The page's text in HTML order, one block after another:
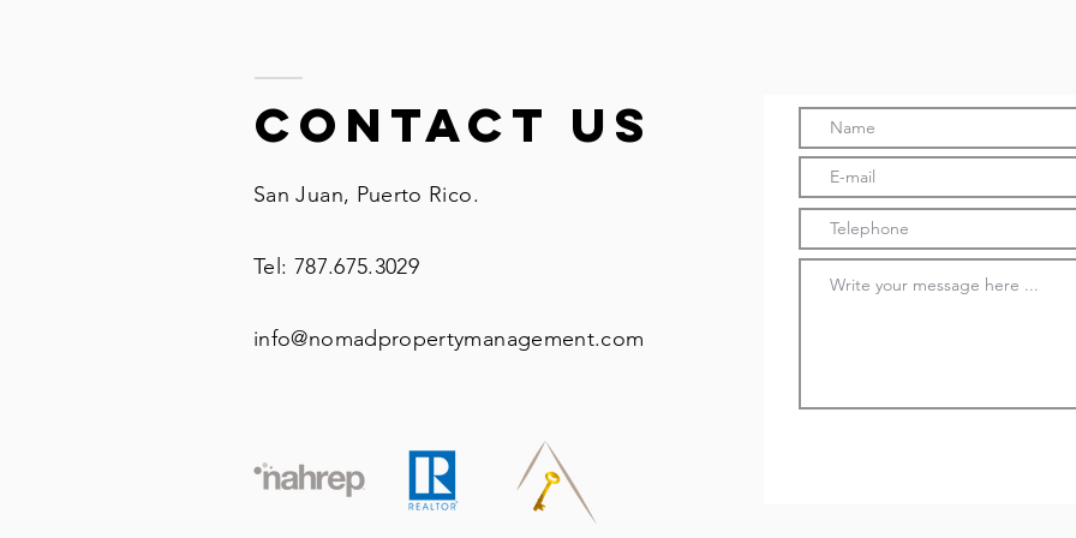
Contact us
San Juan, Puerto Rico.
Tel: 787.675.3029
info@nomadpropertymanagement.com